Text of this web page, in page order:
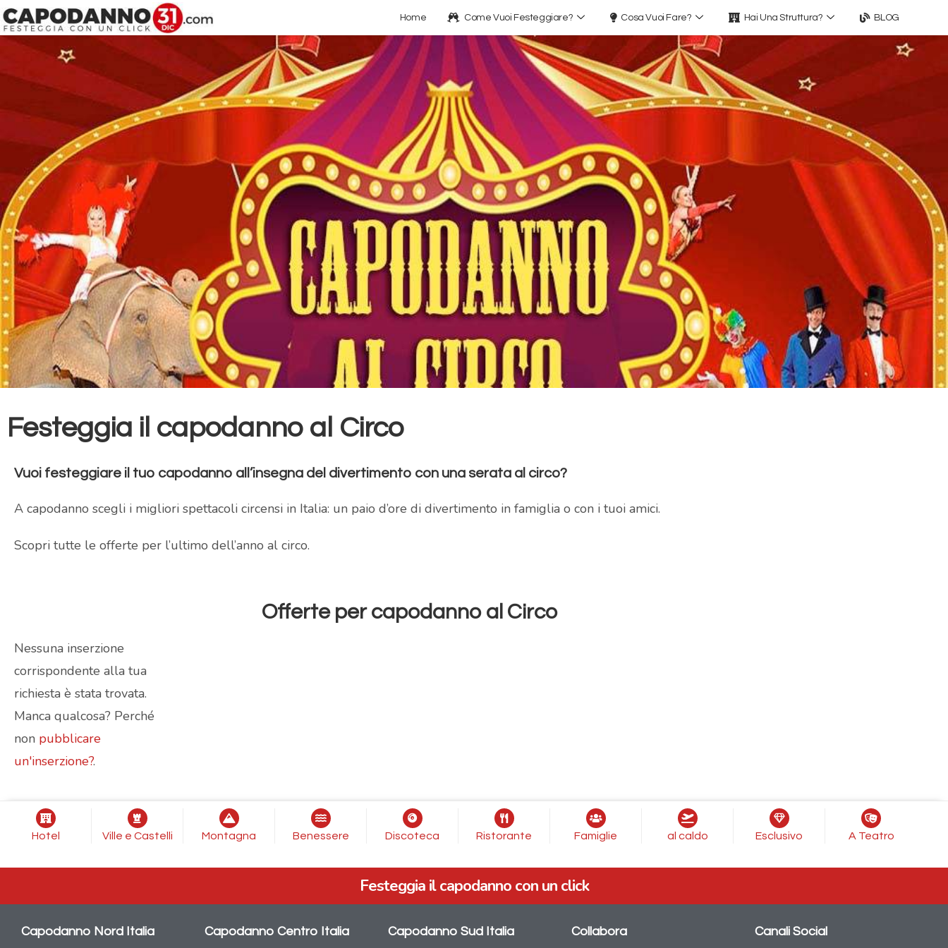
Home Come Vuoi Festeggiare? Cosa Vuoi Fare? Hai Una Struttura? BLOG
Festeggia il capodanno al Circo
Vuoi festeggiare il tuo capodanno all’insegna del divertimento con una serata al circo?
A capodanno scegli i migliori spettacoli circensi in Italia: un paio d’ore di divertimento in famiglia o con i tuoi amici.
Scopri tutte le offerte per l’ultimo dell’anno al circo.
Offerte per capodanno al Circo
Nessuna inserzione
corrispondente alla tua
richiesta è stata trovata.
Manca qualcosa? Perché
non pubblicare
un'inserzione?.
Hotel Ville e Castelli Montagna Benessere Discoteca Ristorante Famiglie al caldo Esclusivo A Teatro
Festeggia il capodanno con un click
Capodanno Nord Italia Capodanno Centro Italia Capodanno Sud Italia Collabora Canali Social